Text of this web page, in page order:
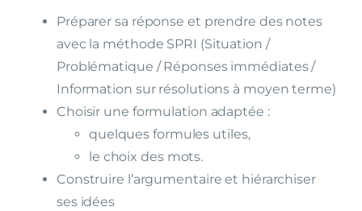
Préparer sa réponse et prendre des notes
avec la méthode SPRI (Situation /
Problématique / Réponses immédiates /
Information sur résolutions à moyen terme)
Choisir une formulation adaptée :
quelques formules utiles,
le choix des mots.
Construire l’argumentaire et hiérarchiser
ses idées